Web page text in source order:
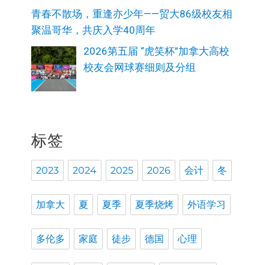
青春不散场，重逢亦少年——贸大86级校友相
聚温哥华，共庆入学40周年
2026第五届 “虎笑杯”加拿大高校
校友会网球赛细则及分组
标签
2023 2024 2025 2026 会计 冬
加拿大 夏 夏季 夏季烧烤 外语学习
多伦多 家庭 徒步 德国 心理